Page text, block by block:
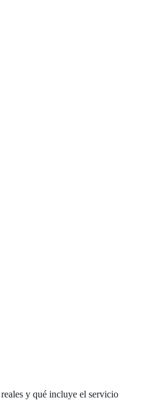
y qué incluye el servicio